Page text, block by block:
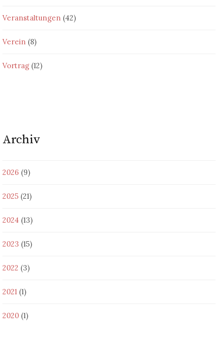
Veranstaltungen (42)
Verein (8)
Vortrag (12)
Archiv
2026 (9)
2025 (21)
2024 (13)
2023 (15)
2022 (3)
2021 (1)
2020 (1)